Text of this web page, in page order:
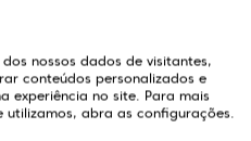
nossos dados de visitantes,
conteúdos personalizados e
experiência no site. Para mais
utilizamos, abra as configurações.